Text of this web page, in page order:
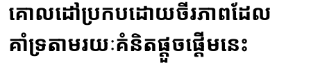
គោលដៅប្រកបដោយចីរភាពដែល
គាំទ្រតាមរយៈគំនិតផ្តួចផ្តើមនេះ